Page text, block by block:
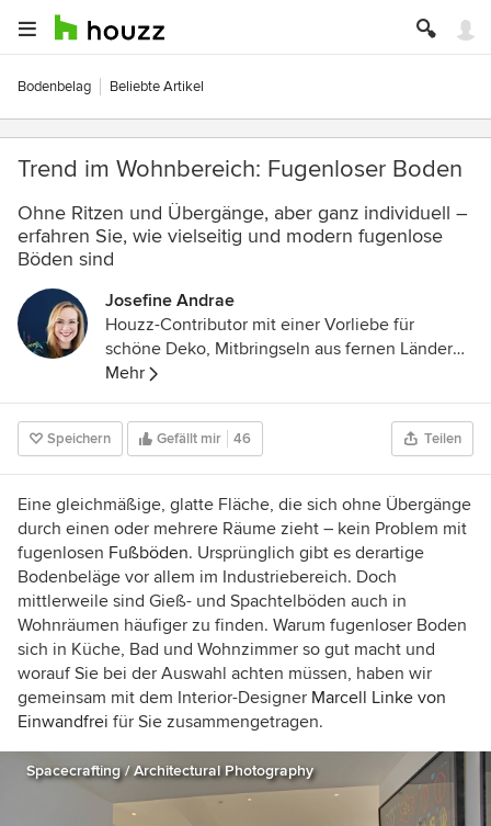
Bodenbelag Beliebte Artikel
Trend im Wohnbereich: Fugenloser Boden
Ohne Ritzen und Übergänge, aber ganz individuell –
erfahren Sie, wie vielseitig und modern fugenlose
Böden sind
Josefine Andrae
Houzz-Contributor mit einer Vorliebe für
schöne Deko, Mitbringseln aus fernen Ländern,
Bücher, Blumen und Pflanzen aller Art.
Mehr
Speichern Gefällt mir 46 Teilen
Eine gleichmäßige, glatte Fläche, die sich ohne Übergänge
durch einen oder mehrere Räume zieht – kein Problem mit
fugenlosen Fußböden. Ursprünglich gibt es derartige
Bodenbeläge vor allem im Industriebereich. Doch
mittlerweile sind Gieß- und Spachtelböden auch in
Wohnräumen häufiger zu finden. Warum fugenloser Boden
sich in Küche, Bad und Wohnzimmer so gut macht und
worauf Sie bei der Auswahl achten müssen, haben wir
gemeinsam mit dem Interior-Designer Marcell Linke von
Einwandfrei für Sie zusammengetragen.
Spacecrafting / Architectural Photography